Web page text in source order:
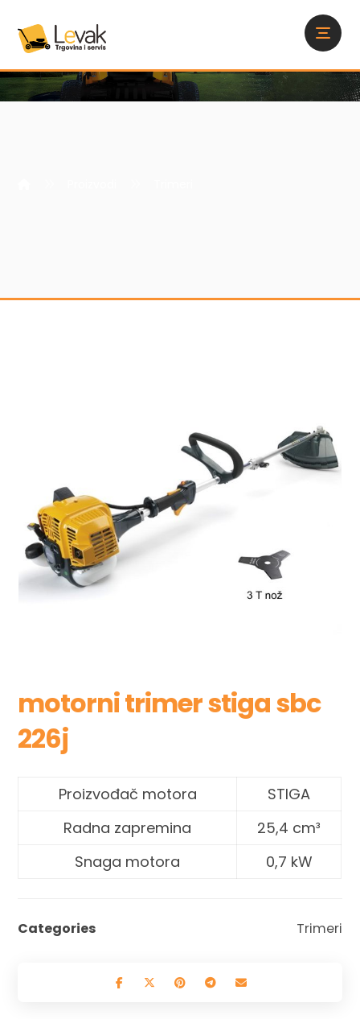
motorni trimer stiga sbc
226j
Proizvođač motora
STIGA
Radna zapremina
25,4 cm³
Snaga motora
0,7 kW
Categories Trimeri